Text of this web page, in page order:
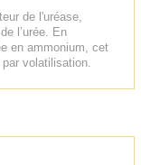
de l'uréase,
l’urée. En
en ammonium, cet
volatilisation.